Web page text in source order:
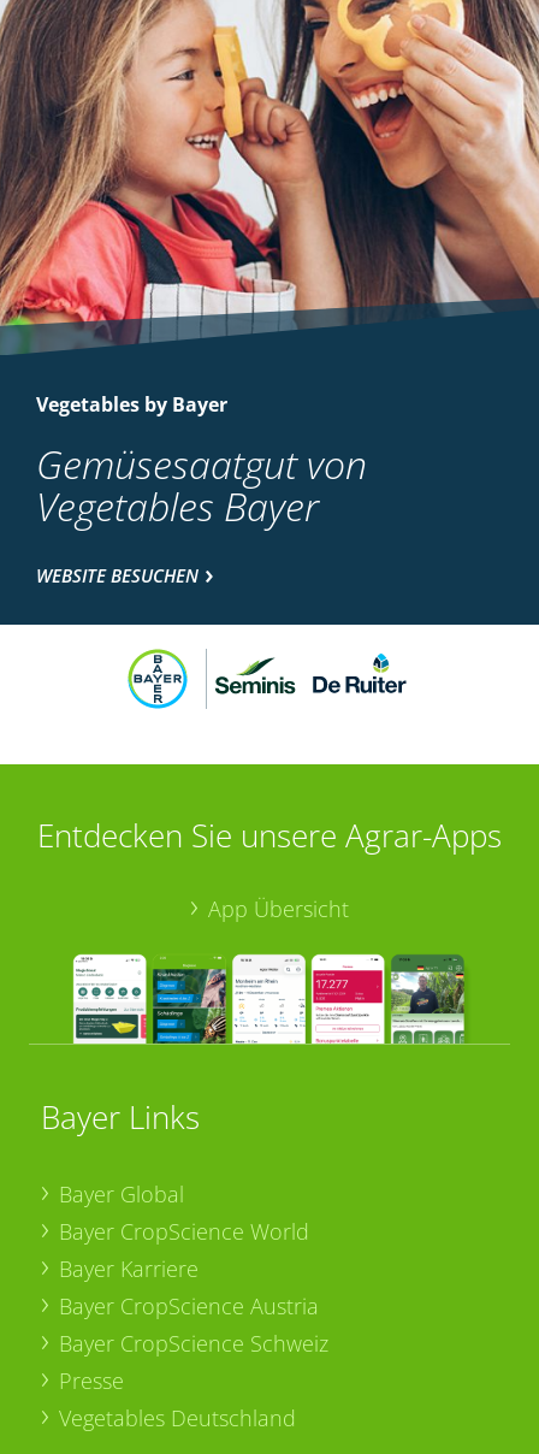
Vegetables by Bayer
Gemüsesaatgut von
Vegetables Bayer
WEBSITE BESUCHEN
Entdecken Sie unsere Agrar-Apps
App Übersicht
Bayer Links
Bayer Global
Bayer CropScience World
Bayer Karriere
Bayer CropScience Austria
Bayer CropScience Schweiz
Presse
Vegetables Deutschland